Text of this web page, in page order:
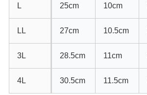
L 25cm 10cm
LL 27cm 10.5cm
3L 28.5cm 11cm
4L 30.5cm 11.5cm